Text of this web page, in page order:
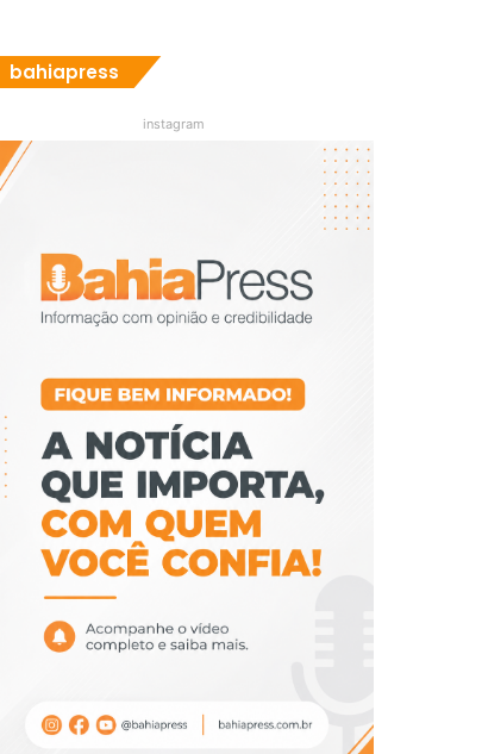
bahiapress
instagram